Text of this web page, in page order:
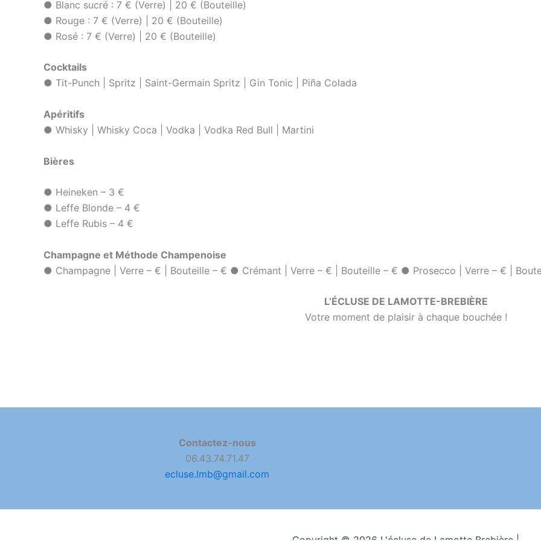
● Blanc sucré : 7 € (Verre) | 20 € (Bouteille)
● Rouge : 7 € (Verre) | 20 € (Bouteille)
● Rosé : 7 € (Verre) | 20 € (Bouteille)
Cocktails
● Tit-Punch | Spritz | Saint-Germain Spritz | Gin Tonic | Piña Colada
Apéritifs
● Whisky | Whisky Coca | Vodka | Vodka Red Bull | Martini
Bières
● Heineken – 3 €
● Leffe Blonde – 4 €
● Leffe Rubis – 4 €
Champagne et Méthode Champenoise
● Champagne | Verre – € | Bouteille – € ● Crémant | Verre – € | Bouteille – € ● Prosecco | Verre – € |
L’ÉCLUSE DE LAMOTTE-BREBIÈRE
Votre moment de plaisir à chaque bouchée !
Contactez-nous
06.43.74.71.47
ecluse.lmb@gmail.com